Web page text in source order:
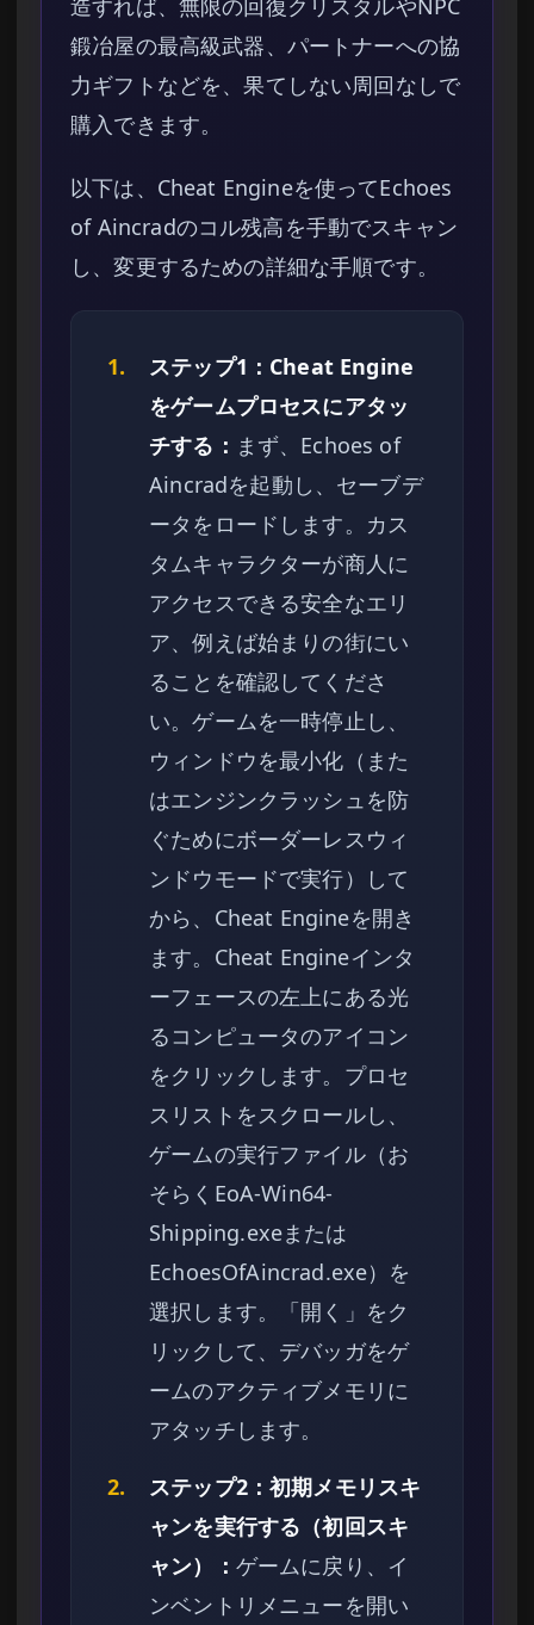
造すれば、無限の回復クリスタルやNPC
鍛冶屋の最高級武器、パートナーへの協
力ギフトなどを、果てしない周回なしで
購入できます。
以下は、Cheat Engineを使ってEchoes
of Aincradのコル残高を手動でスキャン
し、変更するための詳細な手順です。
1.
ステップ1：Cheat Engine
をゲームプロセスにアタッ
チする： まず、Echoes of
Aincradを起動し、セーブデ
ータをロードします。カス
タムキャラクターが商人に
アクセスできる安全なエリ
ア、例えば始まりの街にい
ることを確認してくださ
い。ゲームを一時停止し、
ウィンドウを最小化（また
はエンジンクラッシュを防
ぐためにボーダーレスウィ
ンドウモードで実行）して
から、Cheat Engineを開き
ます。Cheat Engineインタ
ーフェースの左上にある光
るコンピュータのアイコン
をクリックします。プロセ
スリストをスクロールし、
ゲームの実行ファイル（お
そらくEoA-Win64-
Shipping.exeまたは
EchoesOfAincrad.exe）を
選択します。「開く」をク
リックして、デバッガをゲ
ームのアクティブメモリに
アタッチします。
2.
ステップ2：初期メモリスキ
ャンを実行する（初回スキ
ャン）： ゲームに戻り、イ
ンベントリメニューを開い